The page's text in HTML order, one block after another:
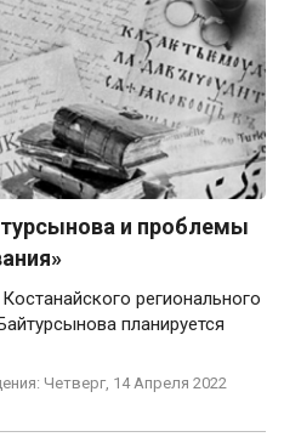
и проблемы
регионального
планируется
Четверг, 14 Апреля 2022